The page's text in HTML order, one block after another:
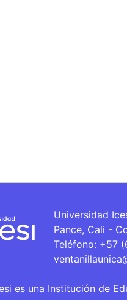
Universidad
Pance, Cali -
Teléfono: +57
es una Institución de